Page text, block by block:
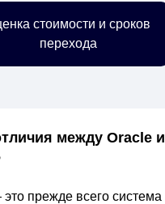
прежде всего система
между Oracle и
стоимости и сроков
перехода